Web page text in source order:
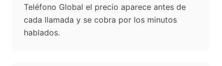
Teléfono Global el precio aparece antes de
cada llamada y se cobra por los minutos
hablados.